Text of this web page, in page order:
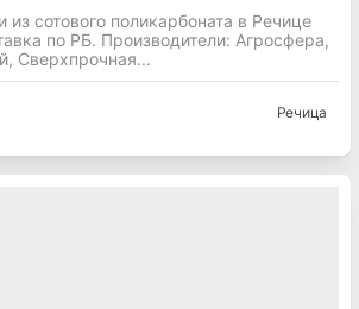
сотового поликарбоната в Речице
по РБ. Производители: Агросфера,
Сверхпрочная...
Речица